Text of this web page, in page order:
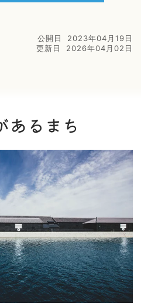
公開日
2023年04月19日
更新日
2026年04月02日
あるまち